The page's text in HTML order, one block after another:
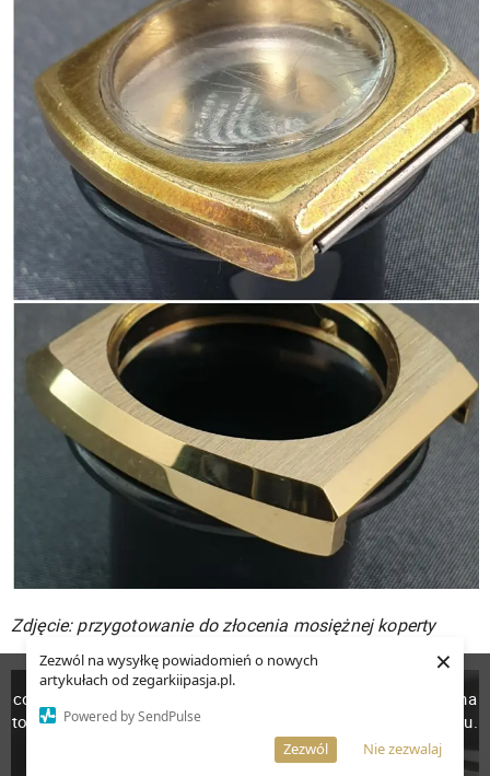
Zezwól na wysyłkę powiadomień o nowych
artykułach od zegarkiipasja.pl.
Powered by SendPulse
Nie zezwalaj
Zezwól
×
Zdjęcie: przygotowanie do złocenia mosiężnej koperty
W celu poprawienia jakości usług korzystamy z plików
cookies. Pozostanie na stronie oznacza, iż wyrażasz zgodę na
to, że pliki cookies będą przechowywane w Twoim urządzeniu.
Więcej informacji